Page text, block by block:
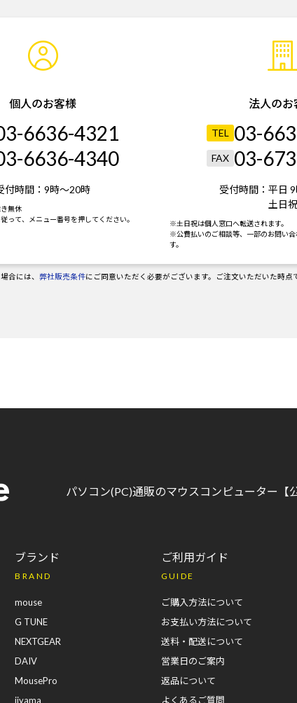
個人のお客様
6636-4321
6636-4340
付時間：9時～20時
無休
って、メニュー番号を押してください。
法人のお
TEL 03-
FAX 03-
受付時間： 平日
土日
※土日祝は個人窓口へ転送されます。
※公費払いのご相談等、一部のお問い
す。
合には、弊社販売条件にご同意いただく必要がございます。ご注文いただいた時
パソコン(PC)通販のマウスコンピューター【
ブランド
BRAND
mouse
G TUNE
NEXTGEAR
DAIV
MousePro
iiyama
ご利用ガイド
GUIDE
ご購入方法について
お支払い方法について
送料・配送について
営業日のご案内
返品について
よくあるご質問